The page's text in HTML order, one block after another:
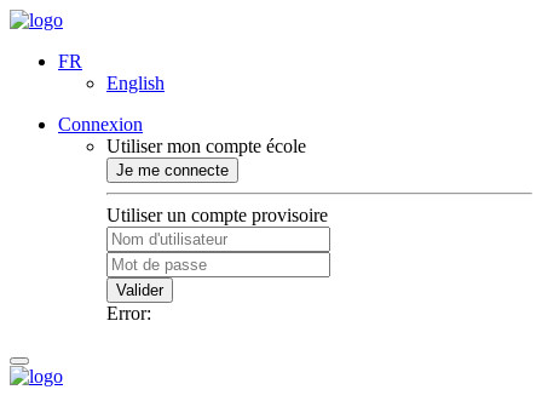
FR
English
Connexion
Utiliser mon compte école
Je me connecte
Utiliser un compte provisoire
Valider
Error: